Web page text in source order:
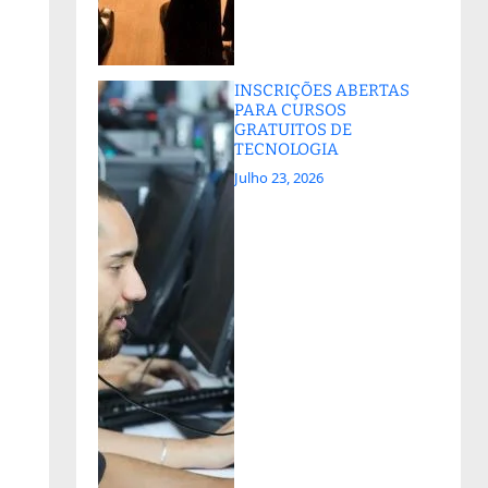
INSCRIÇÕES ABERTAS
PARA CURSOS
GRATUITOS DE
TECNOLOGIA
Julho 23, 2026